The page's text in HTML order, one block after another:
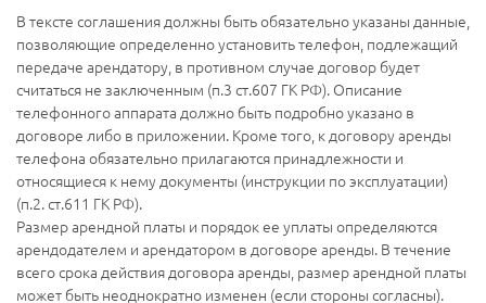
В тексте соглашения должны быть обязательно указаны данные,
позволяющие определенно установить телефон, подлежащий
передаче арендатору, в противном случае договор будет
считаться не заключенным (п.3 ст.607 ГК РФ). Описание
телефонного аппарата должно быть подробно указано в
договоре либо в приложении. Кроме того, к договору аренды
телефона обязательно прилагаются принадлежности и
относящиеся к нему документы (инструкции по эксплуатации)
(п.2. ст.611 ГК РФ).
Размер арендной платы и порядок ее уплаты определяются
арендодателем и арендатором в договоре аренды. В течение
всего срока действия договора аренды, размер арендной платы
может быть неоднократно изменен (если стороны согласны).